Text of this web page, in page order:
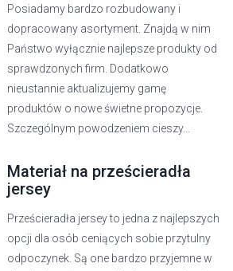
Posiadamy bardzo rozbudowany i
dopracowany asortyment. Znajdą w nim
Państwo wyłącznie najlepsze produkty od
sprawdzonych firm. Dodatkowo
nieustannie aktualizujemy gamę
produktów o nowe świetne propozycje.
Szczególnym powodzeniem cieszy...
Materiał na prześcieradła
jersey
Prześcieradła jersey to jedna z najlepszych
opcji dla osób ceniących sobie przytulny
odpoczynek. Są one bardzo przyjemne w